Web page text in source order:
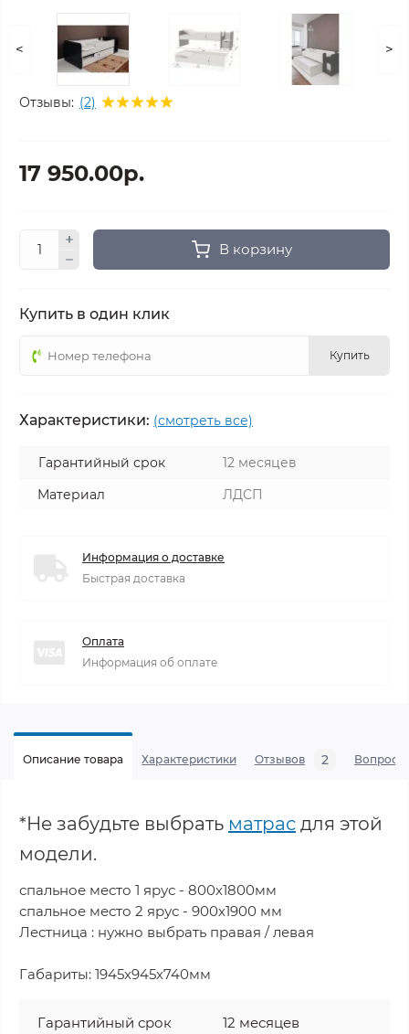
< >
Отзывы: (2)
17 950.00р.
В корзину
Купить в один клик
Купить
Характеристики: (смотреть все)
Гарантийный срок
12 месяцев
Материал
ЛДСП
Информация о доставке
Быстрая доставка
Оплата
Информация об оплате
Описание товара Характеристики Отзывов 2 Вопросы
*Не забудьте выбрать матрас для этой
модели.
спальное место 1 ярус - 800х1800мм
спальное место 2 ярус - 900х1900 мм
Лестница : нужно выбрать правая / левая
Габариты: 1945х945х740мм
Гарантийный срок 12 месяцев